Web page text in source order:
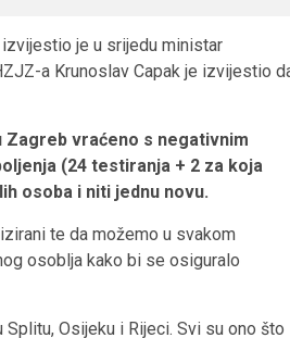
je u srijedu ministar
a Krunoslav Capak je izvijestio
vraćeno s negativnim
(24 testiranja + 2 za koja
osoba i niti jednu novu.
te da možemo u svakom
osoblja kako bi se osiguralo
Osijeku i Rijeci. Svi su ono što